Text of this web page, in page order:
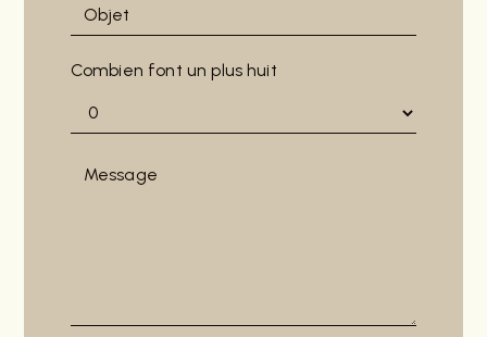
Combien font un plus huit